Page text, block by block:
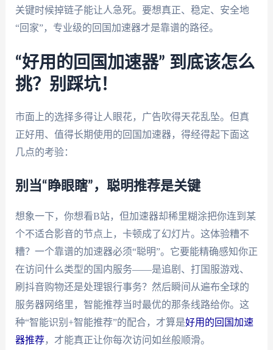
关键时候掉链子能让人急死。要想真正、稳定、安全地
“回家”，专业级的回国加速器才是靠谱的路径。
“好用的回国加速器” 到底该怎么
挑？别踩坑！
市面上的选择多得让人眼花，广告吹得天花乱坠。但真
正好用、值得长期使用的回国加速器，得经得起下面这
几点的考验：
别当“睁眼瞎”，聪明推荐是关键
想象一下，你想看B站，但加速器却稀里糊涂把你连到某
个不适合影音的节点上，卡顿成了幻灯片。这体验糟不
糟？一个靠谱的加速器必须“聪明”。它要能精确感知你正
在访问什么类型的国内服务——是追剧、打国服游戏、
刷抖音购物还是处理银行事务？然后瞬间从遍布全球的
服务器网络里，智能推荐当时最优的那条线路给你。这
种“智能识别+智能推荐”的配合，才算是好用的回国加速
器推荐，才能真正让你每次访问如丝般顺滑。